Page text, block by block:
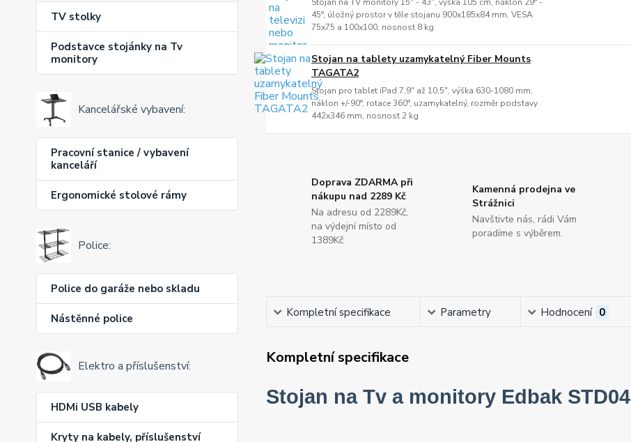
TV stolky
Podstavce stojánky na Tv
monitory
Kancelářské vybavení:
Pracovní stanice / vybavení
kanceláří
Ergonomické stolové rámy
Police:
Police do garáže nebo skladu
Nástěnné police
Elektro a příslušenství:
HDMi USB kabely
Kryty na kabely, příslušenství
45°, úložný prostor v těle stojanu 900x185x84 mm, VESA
75x75 a 100x100, nosnost 8 kg
Stojan na tablety uzamykatelný Fiber Mounts
TAGATA2
Stojan pro tablet iPad 7,9" až 10,5", výška 630-1080 mm,
náklon +/-90°, rotace 360°, uzamykatelný, rozměr podstavy
442x346 mm, nosnost 2 kg
Doprava ZDARMA při
nákupu nad 2289 Kč
Na adresu od 2289Kč,
na výdejní místo od
1389Kč
Kamenná prodejna ve
Strážnici
Navštivte nás, rádi Vám
poradíme s výběrem.
Kompletní specifikace Parametry Hodnocení 0
Kompletní specifikace
Stojan na Tv a monitory Edbak STD04